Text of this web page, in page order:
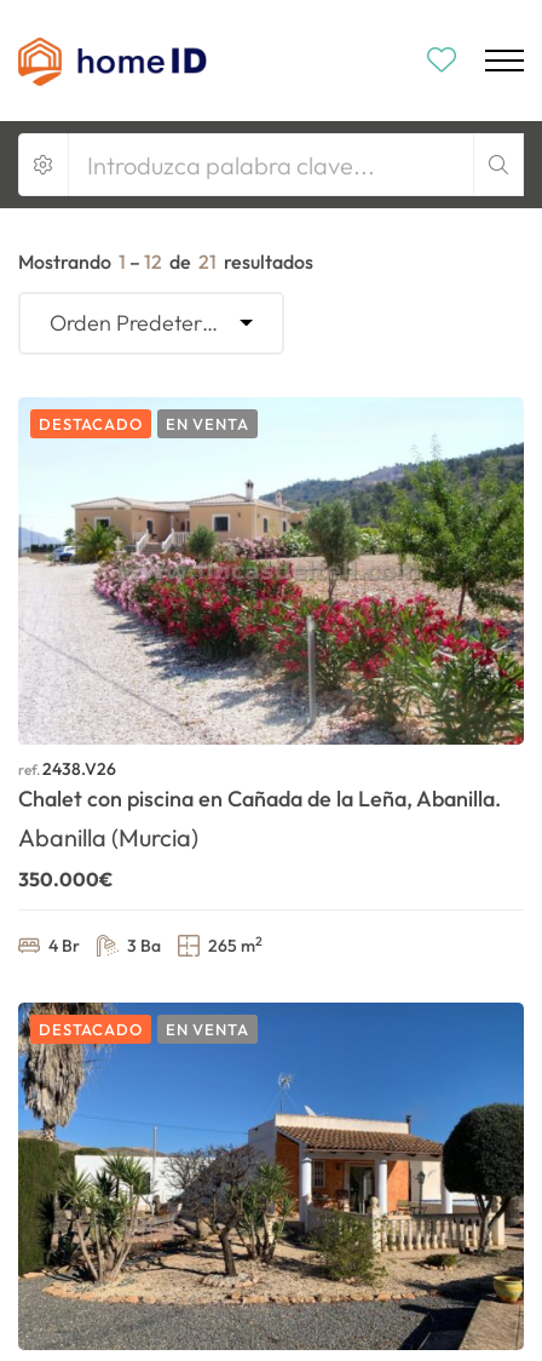
Mostrando 1 – 12 de 21 resultados
Orden Predeterminado
DESTACADO EN VENTA
ref. 2438.V26
Chalet con piscina en Cañada de la Leña, Abanilla.
Abanilla (Murcia)
350.000€
4 Br 3 Ba 265 m2
DESTACADO EN VENTA